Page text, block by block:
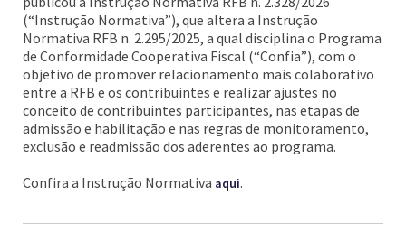
(“Instrução Normativa”), que altera a Instrução
Normativa RFB n. 2.295/2025, a qual disciplina o Programa
de Conformidade Cooperativa Fiscal (“Confia”), com o
objetivo de promover relacionamento mais colaborativo
entre a RFB e os contribuintes e realizar ajustes no
conceito de contribuintes participantes, nas etapas de
admissão e habilitação e nas regras de monitoramento,
exclusão e readmissão dos aderentes ao programa.
Confira a Instrução Normativa aqui.